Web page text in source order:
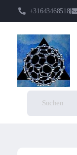
+31643468518
Shungite-Chi | Groothandel
Echte Shungite Edel uit Karelie